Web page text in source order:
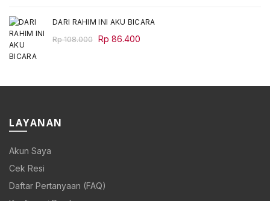
DARI RAHIM INI AKU BICARA
Rp108.000 Original
Rp 86.400
LAYANAN
Akun Saya
Cek Resi
Daftar Pertanyaan (FAQ)